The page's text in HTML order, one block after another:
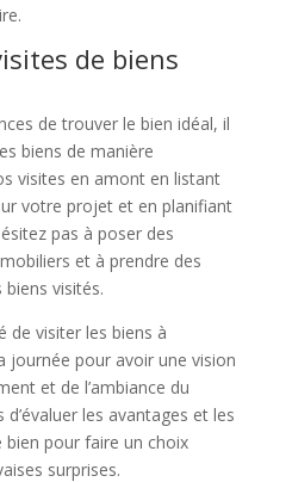
de biens
de trouver le bien idéal, il
biens de manière
visites en amont en listant
votre projet et en planifiant
pas à poser des
et à prendre des
visités.
de visiter les biens à
journée pour avoir une vision
et de l’ambiance du
les avantages et les
bien pour faire un choix
surprises.